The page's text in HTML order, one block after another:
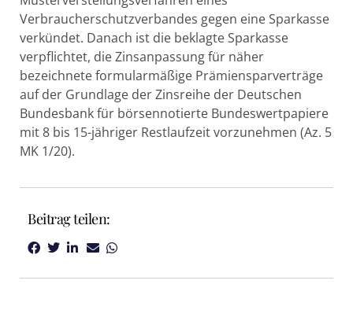
Verbraucherschutzverbandes gegen eine Sparkasse
verkündet. Danach ist die beklagte Sparkasse
verpflichtet, die Zinsanpassung für näher
bezeichnete formularmäßige Prämiensparverträge
auf der Grundlage der Zinsreihe der Deutschen
Bundesbank für börsennotierte Bundeswertpapiere
mit 8 bis 15-jähriger Restlaufzeit vorzunehmen (Az. 5
MK 1/20).
Beitrag teilen: